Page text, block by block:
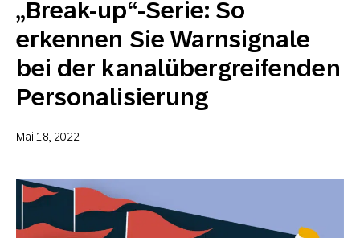
„Break-up“-Serie: So
erkennen Sie Warnsignale
bei der kanalübergreifenden
Personalisierung
Mai 18, 2022